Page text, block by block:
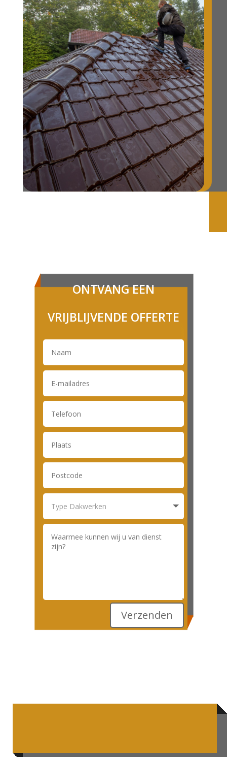
ONTVANG EEN
VRIJBLIJVENDE OFFERTE
Verzenden